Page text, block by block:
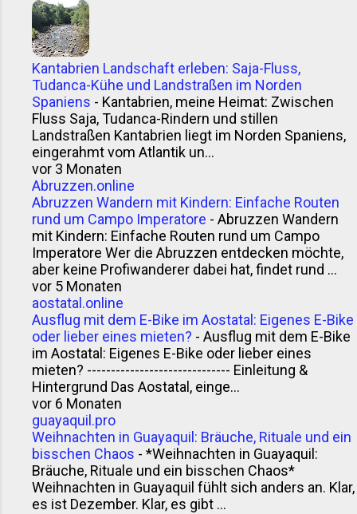
Kantabrien Landschaft erleben: Saja-Fluss,
Tudanca-Kühe und Landstraßen im Norden
Spaniens - Kantabrien, meine Heimat: Zwischen
Fluss Saja, Tudanca-Rindern und stillen
Landstraßen Kantabrien liegt im Norden Spaniens,
eingerahmt vom Atlantik un...
vor 3 Monaten
Abruzzen.online
Abruzzen Wandern mit Kindern: Einfache Routen
rund um Campo Imperatore - Abruzzen Wandern
mit Kindern: Einfache Routen rund um Campo
Imperatore Wer die Abruzzen entdecken möchte,
aber keine Profiwanderer dabei hat, findet rund ...
vor 5 Monaten
aostatal.online
Ausflug mit dem E-Bike im Aostatal: Eigenes E-Bike
oder lieber eines mieten? - Ausflug mit dem E-Bike
im Aostatal: Eigenes E-Bike oder lieber eines
mieten? ------------------------------ Einleitung &
Hintergrund Das Aostatal, einge...
vor 6 Monaten
guayaquil.pro
Weihnachten in Guayaquil: Bräuche, Rituale und ein
bisschen Chaos - *Weihnachten in Guayaquil:
Bräuche, Rituale und ein bisschen Chaos*
Weihnachten in Guayaquil fühlt sich anders an. Klar,
es ist Dezember. Klar, es gibt ...